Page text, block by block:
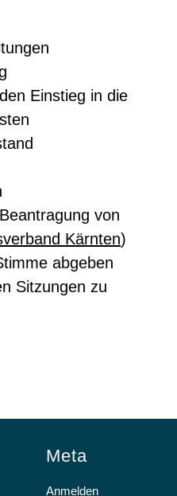
Einstieg in die
von
Kärnten)
abgeben
Sitzungen zu
Meta
Anmelden